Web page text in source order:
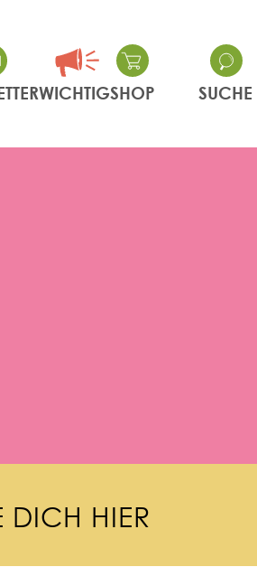
WICHTIGSHOP SUCHE
DICH HIER